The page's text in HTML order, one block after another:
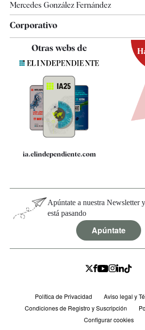
Mercedes González Fernández
Corporativo
Contacto
Quiénes somos
Especificaciones
Otras webs de
ia.elindependiente.com
Apúntate a nuestra Newsletter
está pasando
Apúntate
Política de Privacidad
Aviso legal y
Condiciones de Registro y Suscripción
Configurar cookies